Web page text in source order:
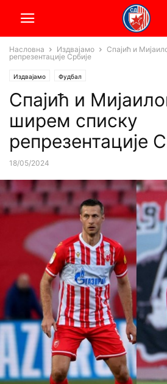
Насловна Издвајамо
Спајић и
репрезентације Србије
Издвајамо Фудбал
Спајић и
ширем списку
репрезентације
18/05/2024